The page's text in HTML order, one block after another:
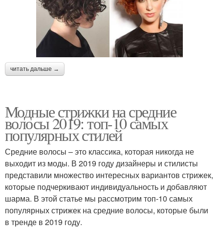
читать дальше →
Модные стрижки на средние
волосы 2019: топ-10 самых
популярных стилей
Средние волосы – это классика, которая никогда не
выходит из моды. В 2019 году дизайнеры и стилисты
представили множество интересных вариантов стрижек,
которые подчеркивают индивидуальность и добавляют
шарма. В этой статье мы рассмотрим топ-10 самых
популярных стрижек на средние волосы, которые были
в тренде в 2019 году.